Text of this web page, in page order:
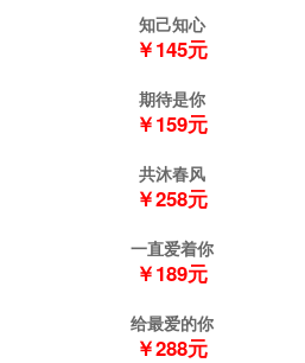
知己知心
￥145元
期待是你
￥159元
共沐春风
￥258元
一直爱着你
￥189元
给最爱的你
￥288元